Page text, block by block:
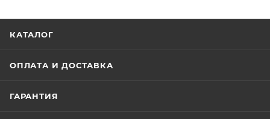
КАТАЛОГ
ОПЛАТА И ДОСТАВКА
ГАРАНТИЯ